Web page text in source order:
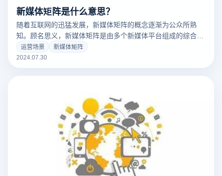
新媒体矩阵是什么意思？
随着互联网的迅猛发展，新媒体矩阵的概念逐渐为公众所熟
知。顾名思义，新媒体矩阵是由多个新媒体平台组成的综合网
络。这些平台通过不同的内容形式、沟通渠道和受众特征，形
成了一个完整的传播体系，共同推动品牌的成长和推广。
运营场景
新媒体矩阵
2024.07.30